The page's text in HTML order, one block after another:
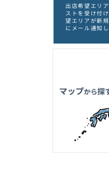
出店希望エリ
ストを受け付
望エリアが新
にメール通知し